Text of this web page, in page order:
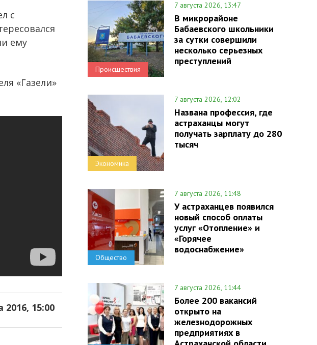
с
ему
«Газели»
2016, 15:00
Происшествия
7 августа 2026, 13:47
В микрорайоне
Бабаевского школьники
за сутки совершили
несколько серьезных
преступлений
Экономика
7 августа 2026, 12:02
Названа профессия, где
астраханцы могут
получать зарплату до 280
тысяч
Общество
7 августа 2026, 11:48
У астраханцев появился
новый способ оплаты
услуг «Отопление» и
«Горячее
водоснабжение»
7 августа 2026, 11:44
Более 200 вакансий
открыто на
железнодорожных
предприятиях в